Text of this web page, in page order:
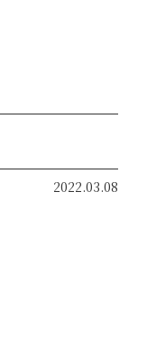
2022.03.08